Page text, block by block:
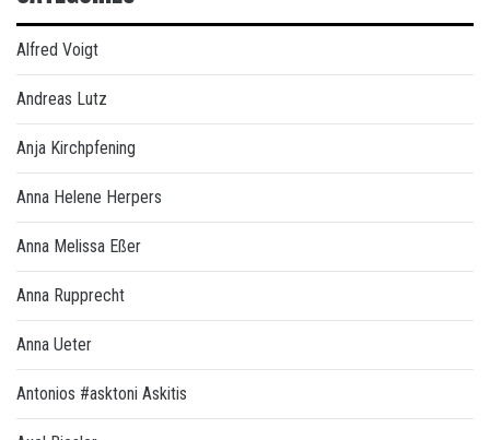
Alfred Voigt
Andreas Lutz
Anja Kirchpfening
Anna Helene Herpers
Anna Melissa Eßer
Anna Rupprecht
Anna Ueter
Antonios #asktoni Askitis